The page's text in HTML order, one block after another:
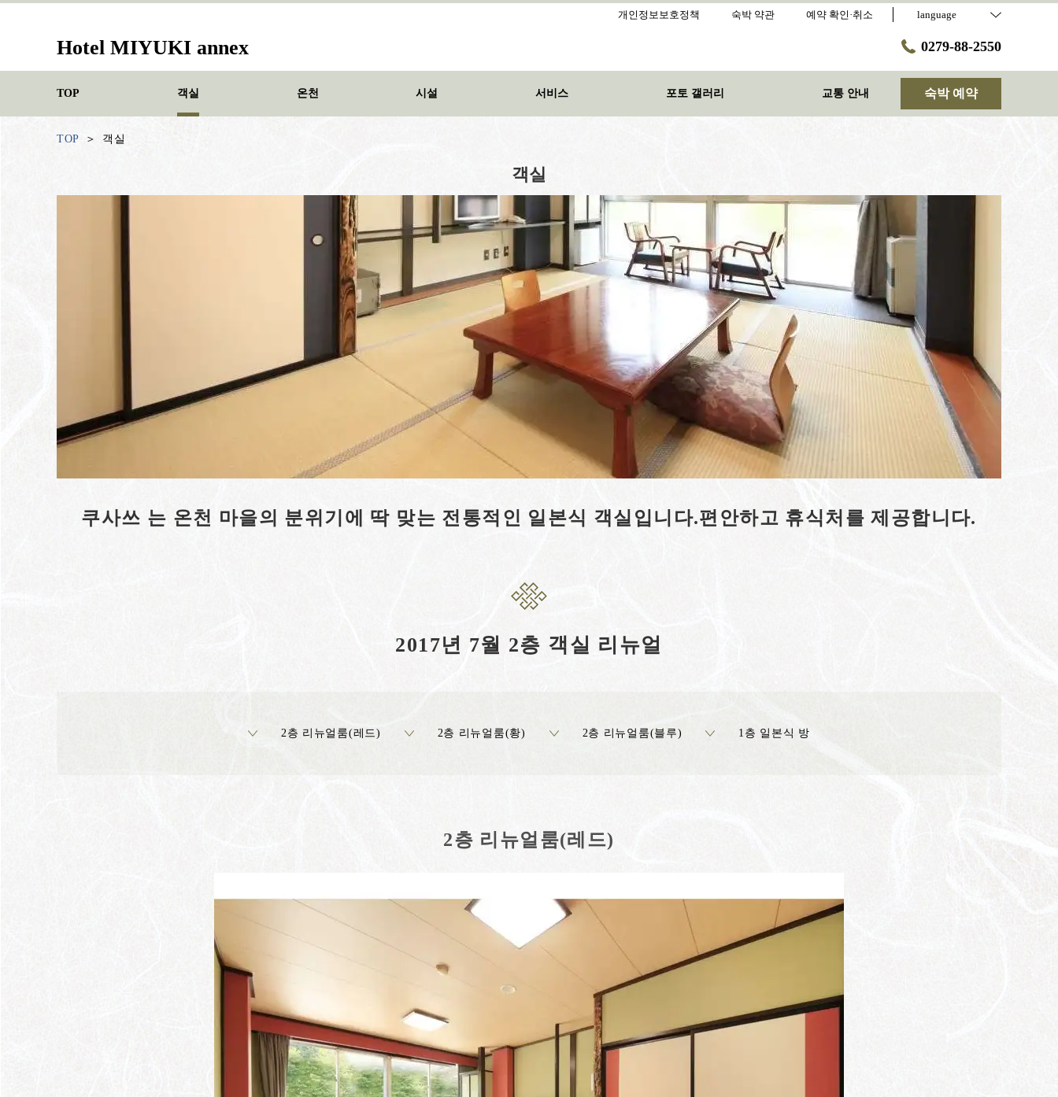
개인정보보호정책 숙박 약관 예약 확인·취소 language
Hotel MIYUKI annex 0279-88-2550
TOP 객실 온천 시설 서비스 포토 갤러리 교통 안내 숙박 예약
TOP 객실
객실
쿠사쓰 는 온천 마을의 분위기에 딱 맞는 전통적인 일본식 객실입니다.편안하고 휴식처를 제공합니다.
2017년 7월 2층 객실 리뉴얼
2층 리뉴얼룸(레드) 2층 리뉴얼룸(황) 2층 리뉴얼룸(블루) 1층 일본식 방
2층 리뉴얼룸(레드)